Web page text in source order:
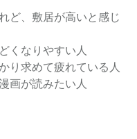
ど、敷居が高いと感じ
くなりやすい人
り求めて疲れている人
画が読みたい人